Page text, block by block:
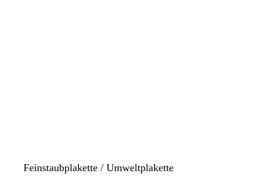
Feinstaubplakette / Umweltplakette